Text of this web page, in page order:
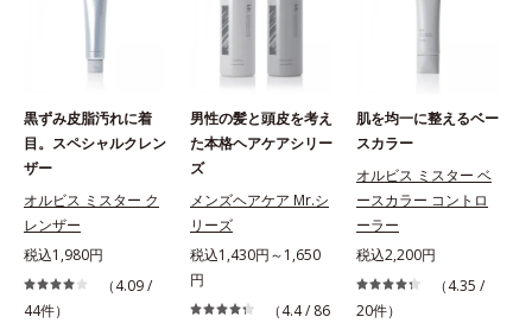
黒ずみ皮脂汚れに着
目。スペシャルクレン
ザー
オルビス ミスター ク
レンザー
税込1,980円
（4.09 /
44件）
男性の髪と頭皮を考え
た本格ヘアケアシリー
ズ
メンズヘアケア Mr.シ
リーズ
税込1,430円～1,650
円
（4.4 / 86
肌を均一に整えるベー
スカラー
オルビス ミスター ベ
ースカラー コントロ
ーラー
税込2,200円
（4.35 /
20件）